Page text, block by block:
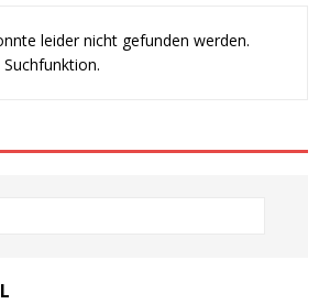
leider nicht gefunden werden.